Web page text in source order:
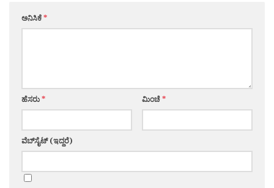
ಅನಿಸಿಕೆ*
ಹೆಸರು* ಮಿಂಚೆ*
ವೆಬ್‌ಸೈಟ್ (ಇದ್ದರೆ)